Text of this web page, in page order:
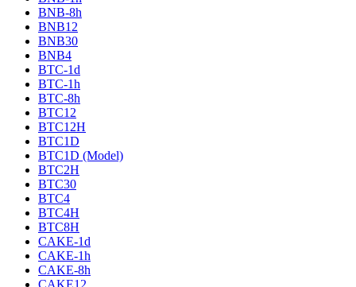
BNB-8h
BNB12
BNB30
BNB4
BTC-1d
BTC-1h
BTC-8h
BTC12
BTC12H
BTC1D
BTC1D (Model)
BTC2H
BTC30
BTC4
BTC4H
BTC8H
CAKE-1d
CAKE-1h
CAKE-8h
CAKE12